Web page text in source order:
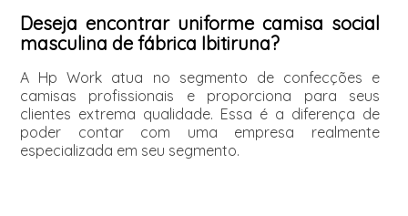
Deseja encontrar uniforme camisa social
masculina de fábrica Ibitiruna?
A Hp Work atua no segmento de confecções e
camisas profissionais e proporciona para seus
clientes extrema qualidade. Essa é a diferença de
poder contar com uma empresa realmente
especializada em seu segmento.